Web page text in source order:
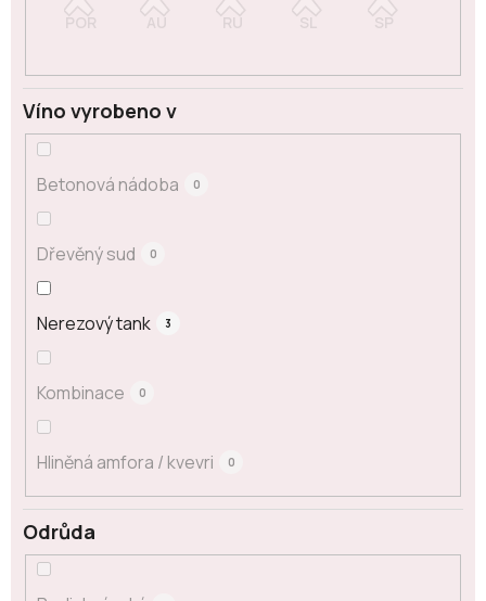
Odrůda
Víno vyrobeno v
Betonová nádoba 0
Dřevěný sud 0
Nerezový tank 3
Kombinace 0
Hliněná amfora / kvevri 0